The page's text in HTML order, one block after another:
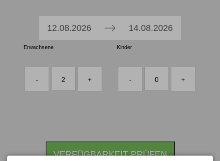
Press
down
and
select
12.08.2026
Press
down
and
select
14.08.2026
Erwachsene
- 2 +
Kinder
- 0 +
VERFÜGBARKEIT PRÜFEN